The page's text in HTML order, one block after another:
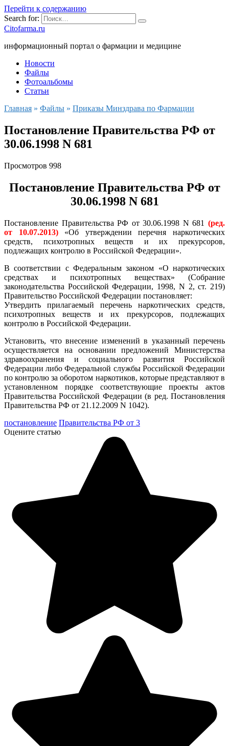
Перейти к содержанию
Search for:
Citofarma.ru
информационный портал о фармации и медицине
Новости
Файлы
Фотоальбомы
Статьи
Главная » Файлы » Приказы Минздрава по Фармации
Постановление Правительства РФ от
30.06.1998 N 681
Просмотров 998
Постановление Правительства РФ от
30.06.1998 N 681
Постановление Правительства РФ от 30.06.1998 N 681 (ред.
от 10.07.2013)«Об утверждении перечня наркотических
средств, психотропных веществ и их прекурсоров,
подлежащих контролю в Российской Федерации».
В соответствии с Федеральным законом «О наркотических
средствах и психотропных веществах» (Собрание
законодательства Российской Федерации, 1998, N 2, ст. 219)
Правительство Российской Федерации постановляет:
Утвердить прилагаемый перечень наркотических средств,
психотропных веществ и их прекурсоров, подлежащих
контролю в Российской Федерации.
Установить, что внесение изменений в указанный перечень
осуществляется на основании предложений Министерства
здравоохранения и социального развития Российской
Федерации либо Федеральной службы Российской Федерации
по контролю за оборотом наркотиков, которые представляют в
установленном порядке соответствующие проекты актов
Правительства Российской Федерации (в ред. Постановления
Правительства РФ от 21.12.2009 N 1042).
постановление Правительства РФ от 3
Оцените статью